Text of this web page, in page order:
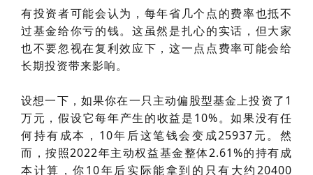
有投资者可能会认为，每年省几个点的费率也抵不
过基金给你亏的钱。这虽然是扎心的实话，但大家
也不要忽视在复利效应下，这一点点费率可能会给
长期投资带来影响。
设想一下，如果你在一只主动偏股型基金上投资了1
万元，假设它每年产生的收益是10%。如果没有任
何持有成本，10年后这笔钱会变成25937元。然
而，按照2022年主动权益基金整体2.61%的持有成
本计算，你10年后实际能拿到的只有大约20400